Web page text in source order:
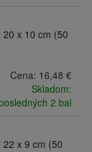
x 10 cm (50
Cena: 16,48 €
Skladom:
2 bal
x 9 cm (50